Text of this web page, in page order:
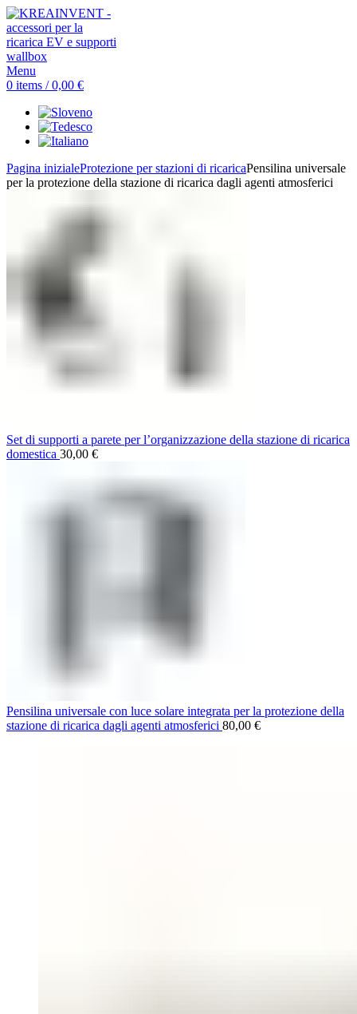
Menu
0 items / 0,00 €
Pagina inizialeProtezione per stazioni di ricaricaPensilina universale
per la protezione della stazione di ricarica dagli agenti atmosferici
Set di supporti a parete per l’organizzazione della stazione di ricarica
domestica 30,00 €
Pensilina universale con luce solare integrata per la protezione della
stazione di ricarica dagli agenti atmosferici 80,00 €